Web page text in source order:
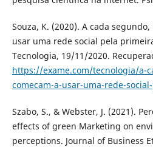
Souza, K. (2020). A cada
usar uma rede social pela
Tecnologia, 19/11/2020.
https://exame.com/tecnologia/a-
comecam-a-usar-uma-rede-
Szabo, S., & Webster, J. (2021).
effects of green Marketing on
perceptions. Journal of Business